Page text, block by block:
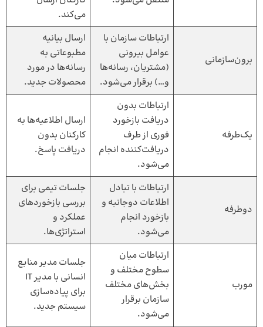
می‌کند.
برون‌سازمانی
ارتباطات سازمان با
عوامل بیرونی
(مشتریان، رسانه‌ها
و…) برقرار می‌شود.
ارسال بیانیه
مطبوعاتی به
رسانه‌ها در مورد
محصولات جدید.
یک‌طرفه
ارتباطات بدون
دریافت بازخورد
فوری از طرف
دریافت‌کننده انجام
می‌شود.
ارسال اطلاعیه‌ها به
کارکنان بدون
دریافت پاسخ.
دوطرفه
ارتباطات با تبادل
اطلاعات دوجانبه و
بازخورد انجام
می‌شود.
جلسات تیمی برای
بررسی بازخوردهای
عملکرد و
استراتژی‌ها.
مورب
ارتباطات میان
سطوح مختلف و
بخش‌های مختلف
سازمان برقرار
می‌شود.
جلسات مدیر منابع
انسانی با مدیر IT
برای پیاده‌سازی
سیستم جدید.